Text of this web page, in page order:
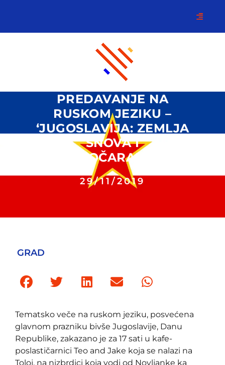
PREDAVANJE NA
RUSKOM JEZIKU –
‘JUGOSLAVIJA: ZEMLJA
SNOVA I
RAZOČARANJA’
29/11/2019
GRAD
Tematsko veče na ruskom jeziku, posvećena
glavnom prazniku bivše Jugoslavije, Danu
Republike, zakazano je za 17 sati u kafe-
poslastičarnici Teo and Jake koja se nalazi na
Toloj, na nizbrdici koja vodi od Novljanke ka